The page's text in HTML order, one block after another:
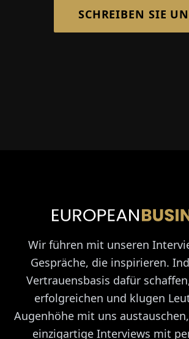
SCHREIBEN SIE
Wir führen mit unseren
Gespräche, die inspirieren.
Vertrauensbasis dafür
erfolgreichen und klugen
Augenhöhe mit uns
einzigartige Interviews mit